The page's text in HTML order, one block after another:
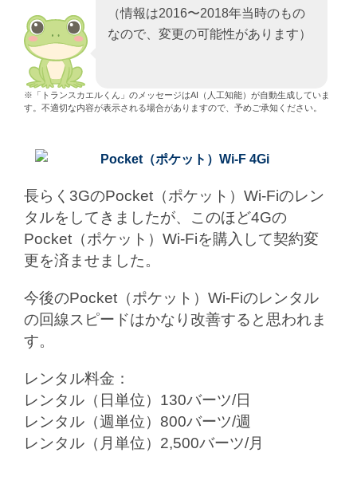
（情報は2016〜2018年当時のもの
なので、変更の可能性があります）
※「トランスカエルくん」のメッセージはAI（人工知能）が自動生成していま
す。不適切な内容が表示される場合がありますので、予めご承知ください。
長らく3GのPocket（ポケット）Wi-Fiのレン
タルをしてきましたが、このほど4Gの
Pocket（ポケット）Wi-Fiを購入して契約変
更を済ませました。
今後のPocket（ポケット）Wi-Fiのレンタル
の回線スピードはかなり改善すると思われま
す。
レンタル料金：
レンタル（日単位）130バーツ/日
レンタル（週単位）800バーツ/週
レンタル（月単位）2,500バーツ/月